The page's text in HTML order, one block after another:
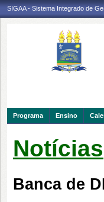
SIGAA - Sistema Integrado de
Programa Ensino
Notícias
Banca de